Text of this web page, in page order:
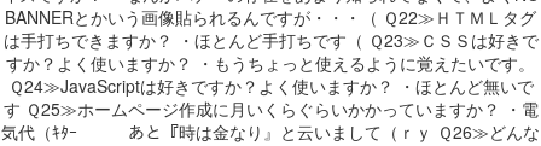
BANNERとかいう画像貼られるんですが・・・（ Ｑ22≫ＨＴＭＬタグ
は手打ちできますか？ ・ほとんど手打ちです（ Ｑ23≫ＣＳＳは好きで
すか？よく使いますか？ ・もうちょっと使えるように覚えたいです。
Ｑ24≫JavaScriptは好きですか？よく使いますか？ ・ほとんど無いで
す Ｑ25≫ホームページ作成に月いくらぐらいかかっていますか？ ・電
気代（ｷﾀｰ あと『時は金なり』と云いまして（ｒｙ Ｑ26≫どんな